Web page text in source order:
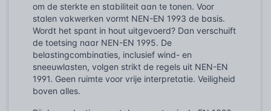
om de sterkte en stabiliteit aan te tonen. Voor
stalen vakwerken vormt NEN-EN 1993 de basis.
Wordt het spant in hout uitgevoerd? Dan verschuift
de toetsing naar NEN-EN 1995. De
belastingcombinaties, inclusief wind- en
sneeuwlasten, volgen strikt de regels uit NEN-EN
1991. Geen ruimte voor vrije interpretatie. Veiligheid
boven alles.